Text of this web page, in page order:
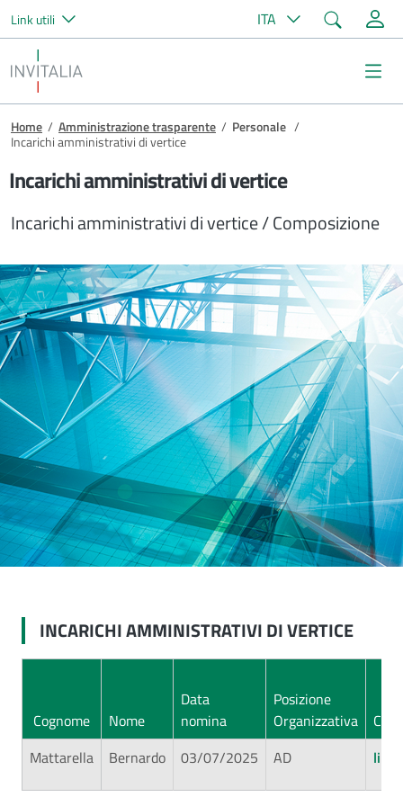
Salta al contenuto principale
Link utili ITA Cerca
Invitalia
Briciole di pane
Home / Amministrazione trasparente / Personale /
Incarichi amministrativi di vertice
Incarichi amministrativi di vertice
Incarichi amministrativi di vertice / Composizione
INCARICHI AMMINISTRATIVI DI VERTICE
Cognome Nome
Data
nomina
Posizione
Organizzativa
CV
Mattarella
Bernardo 03/07/2025 AD link